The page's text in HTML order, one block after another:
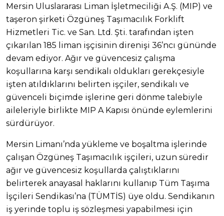
Mersin Uluslararası Liman İşletmeciliği A.Ş. (MIP) ve
taşeron şirketi Özgüneş Taşımacılık Forklift
Hizmetleri Tic. ve San. Ltd. Şti. tarafından işten
çıkarılan 185 liman işçisinin direnişi 36’ncı gününde
devam ediyor. Ağır ve güvencesiz çalışma
koşullarına karşı sendikalı oldukları gerekçesiyle
işten atıldıklarını belirten işçiler, sendikalı ve
güvenceli biçimde işlerine geri dönme talebiyle
aileleriyle birlikte MIP A Kapısı önünde eylemlerini
sürdürüyor.
Mersin Limanı’nda yükleme ve boşaltma işlerinde
çalışan Özgüneş Taşımacılık işçileri, uzun süredir
ağır ve güvencesiz koşullarda çalıştıklarını
belirterek anayasal haklarını kullanıp Tüm Taşıma
İşçileri Sendikası’na (TÜMTİS) üye oldu. Sendikanın
iş yerinde toplu iş sözleşmesi yapabilmesi için